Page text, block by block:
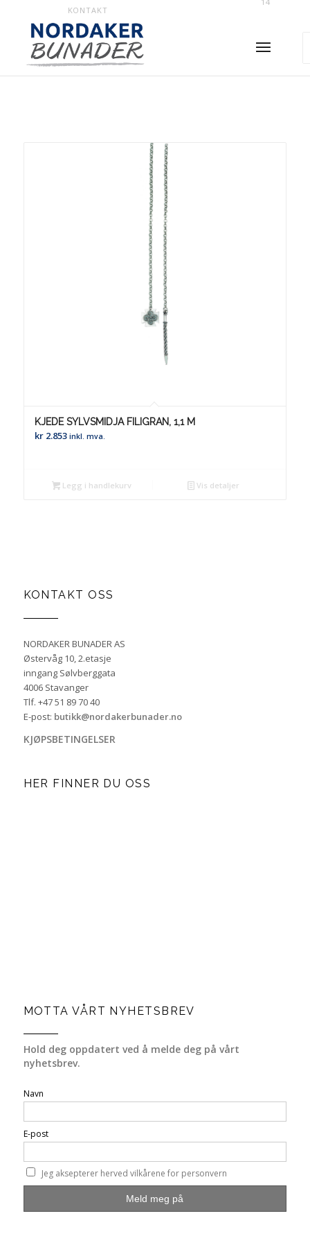
KONTAKT
KJEDE SYLVSMIDJA FILIGRAN, 1,1 M
kr2.853 inkl. mva.
Legg i handlekurv Vis detaljer
KONTAKT OSS
NORDAKER BUNADER AS
Østervåg 10, 2.etasje
inngang Sølvberggata
4006 Stavanger
Tlf. +47 51 89 70 40
E-post: butikk@nordakerbunader.no
KJØPSBETINGELSER
HER FINNER DU OSS
MOTTA VÅRT NYHETSBREV
Hold deg oppdatert ved å melde deg på vårt
nyhetsbrev.
Navn
E-post
Jeg aksepterer herved vilkårene for personvern